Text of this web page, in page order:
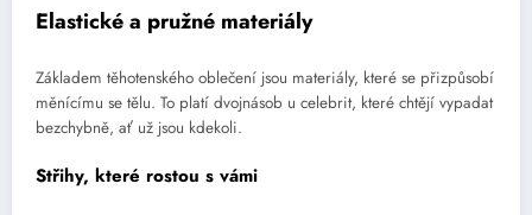
Elastické a pružné materiály
Základem těhotenského oblečení jsou materiály, které se přizpůsobí
měnícímu se tělu. To platí dvojnásob u celebrit, které chtějí vypadat
bezchybně, ať už jsou kdekoli.
Střihy, které rostou s vámi